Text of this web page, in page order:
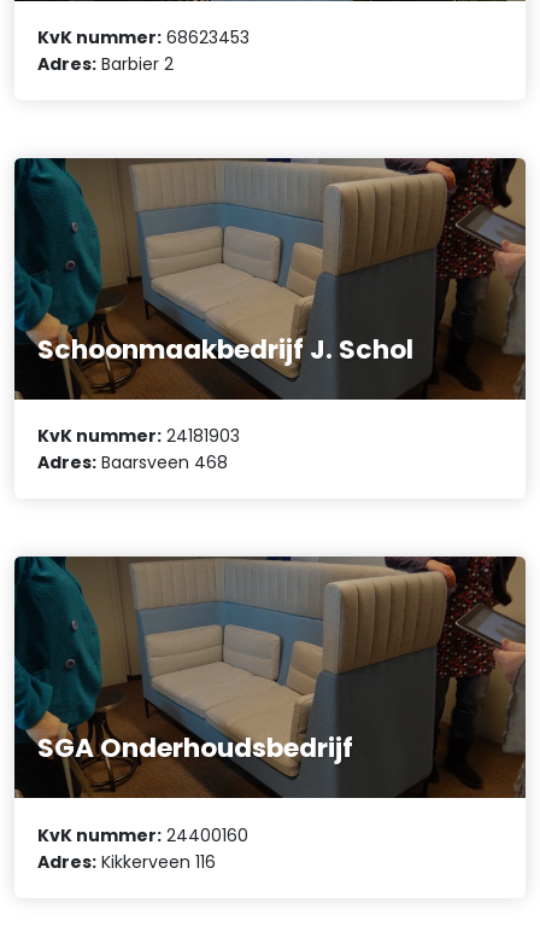
KvK nummer: 68623453
Adres: Barbier 2
Schoonmaakbedrijf J. Schol
KvK nummer: 24181903
Adres: Baarsveen 468
SGA Onderhoudsbedrijf
KvK nummer: 24400160
Adres: Kikkerveen 116